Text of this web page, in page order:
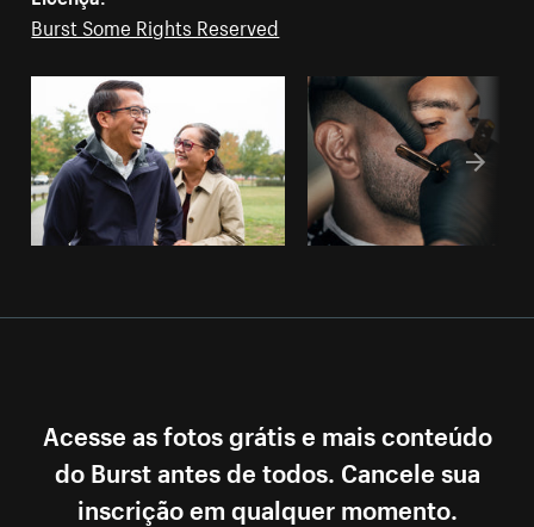
Burst Some Rights Reserved
Acesse as fotos grátis e mais conteúdo
do Burst antes de todos. Cancele sua
inscrição em qualquer momento.